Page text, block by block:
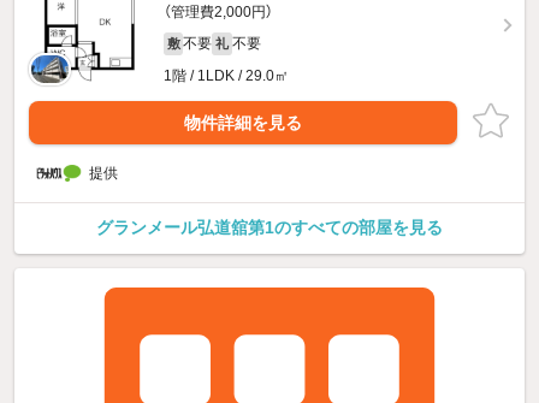
（管理費2,000円）
敷 不要 礼 不要
1階 / 1LDK / 29.0㎡
物件詳細を見る
提供
グランメール弘道舘第1のすべての部屋を見る